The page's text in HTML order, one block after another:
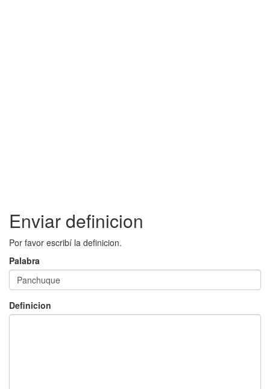
Enviar definicion
Por favor escribí la definicion.
Palabra
Definicion